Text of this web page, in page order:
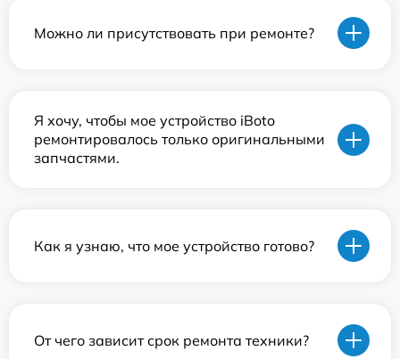
Можно ли присутствовать при ремонте?
Я хочу, чтобы мое устройство iBoto
ремонтировалось только оригинальными
запчастями.
Как я узнаю, что мое устройство готово?
От чего зависит срок ремонта техники?